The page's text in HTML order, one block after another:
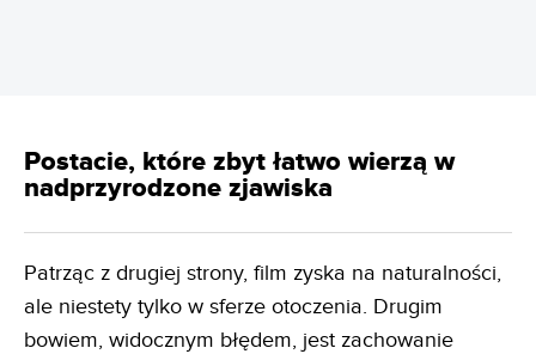
Postacie, które zbyt łatwo wierzą w
nadprzyrodzone zjawiska
Patrząc z drugiej strony, film zyska na naturalności,
ale niestety tylko w sferze otoczenia. Drugim
bowiem, widocznym błędem, jest zachowanie